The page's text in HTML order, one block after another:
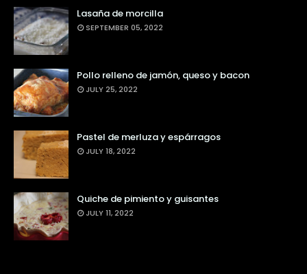
Lasaña de morcilla
SEPTEMBER 05, 2022
Pollo relleno de jamón, queso y bacon
JULY 25, 2022
Pastel de merluza y espárragos
JULY 18, 2022
Quiche de pimiento y guisantes
JULY 11, 2022